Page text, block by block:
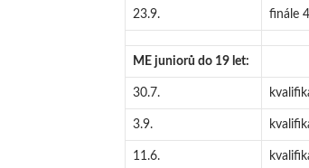
23.9. finále 4
ME juniorů do 19 let:
30.7.
3.9.
11.6.